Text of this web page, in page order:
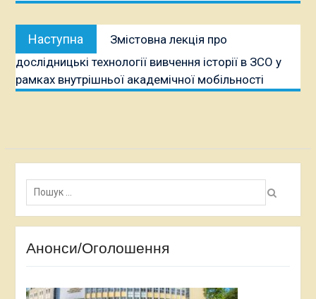
Наступна
публікація:
Змістовна лекція про
дослідницькі технології вивчення історії в ЗСО у
рамках внутрішньої академічної мобільності
Пошук:
Анонси/Оголошення